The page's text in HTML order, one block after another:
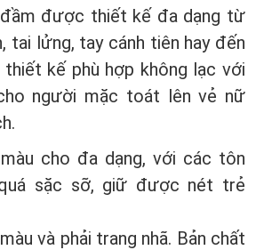
được thiết kế đa dạng từ
tai lửng, tay cánh tiên hay đến
kế phù hợp không lạc với
người mặc toát lên vẻ nữ
cho đa dạng, với các tôn
sặc sỡ, giữ được nét trẻ
và phải trang nhã. Bản chất